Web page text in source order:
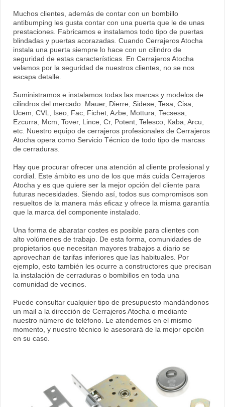
Muchos clientes, además de contar con un bombillo
antibumping les gusta contar con una puerta que le de unas
prestaciones. Fabricamos e instalamos todo tipo de puertas
blindadas y puertas acorazadas. Cuando Cerrajeros Atocha
instala una puerta siempre lo hace con un cilindro de
seguridad de estas características. En Cerrajeros Atocha
velamos por la seguridad de nuestros clientes, no se nos
escapa detalle.
Suministramos e instalamos todas las marcas y modelos de
cilindros del mercado: Mauer, Dierre, Sidese, Tesa, Cisa,
Ucem, CVL, Iseo, Fac, Fichet, Azbe, Mottura, Tecsesa,
Ezcurra, Mcm, Tover, Lince, Cr, Potent, Telesco, Kaba, Arcu,
etc. Nuestro equipo de cerrajeros profesionales de Cerrajeros
Atocha opera como Servicio Técnico de todo tipo de marcas
de cerraduras.
Hay que procurar ofrecer una atención al cliente profesional y
cordial. Este ámbito es uno de los que más cuida Cerrajeros
Atocha y es que quiere ser la mejor opción del cliente para
futuras necesidades. Siendo así, todos sus compromisos son
resueltos de la manera más eficaz y ofrece la misma garantía
que la marca del componente instalado.
Una forma de abaratar costes es posible para clientes con
alto volúmenes de trabajo. De esta forma, comunidades de
propietarios que necesitan mayores trabajos a diario se
aprovechan de tarifas inferiores que las habituales. Por
ejemplo, esto también les ocurre a constructores que precisan
la instalación de cerraduras o bombillos en toda una
comunidad de vecinos.
Puede consultar cualquier tipo de presupuesto mandándonos
un mail a la dirección de Cerrajeros Atocha o mediante
nuestro número de teléfono. Le atendemos en el mismo
momento, y nuestro técnico le asesorará de la mejor opción
en su caso.